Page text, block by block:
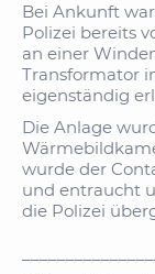
Bei Ankunft
Polizei bereits
an einer
Transformator
eigenständig
Die Anlage
wurde der
und entraucht
die Polizei